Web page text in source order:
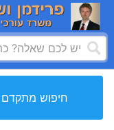
חיפוש מתקדם